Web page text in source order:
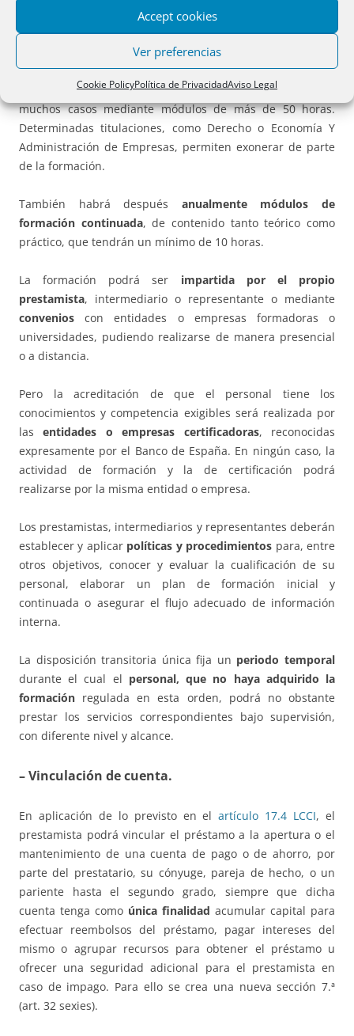
Accept cookies
Ver preferencias
Cookie PolicyPolítica de PrivacidadAviso Legal
vivienda, normas deontológicas, evaluación de la solvencia,
información económica y financiera y diseño de préstamos
tipos de formaciónse regulan en el art. 32 ter, en
muchos casos mediante módulos de más de 50 horas.
Determinadas titulaciones, como Derecho o Economía Y
Administración de Empresas, permiten exonerar de parte
de la formación.
También habrá después anualmente módulos de
formación continuada, de contenido tanto teórico como
práctico, que tendrán un mínimo de 10 horas.
La formación podrá ser impartida por el propio
prestamista, intermediario o representante o mediante
convenios con entidades o empresas formadoras o
universidades, pudiendo realizarse de manera presencial
o a distancia.
Pero la acreditación de que el personal tiene los
conocimientos y competencia exigibles será realizada por
lasentidades o empresas certificadoras, reconocidas
expresamente por el Banco de España. En ningún caso, la
actividad de formación y la de certificación podrá
realizarse por la misma entidad o empresa.
Los prestamistas, intermediarios y representantes deberán
establecer y aplicar políticas y procedimientos para, entre
otros objetivos, conocer y evaluar la cualificación de su
personal, elaborar un plan de formación inicial y
continuada o asegurar el flujo adecuado de información
interna.
La disposición transitoria única fija un periodo temporal
durante el cual el personal, que no haya adquirido la
formación regulada en esta orden, podrá no obstante
prestar los servicios correspondientes bajo supervisión,
con diferente nivel y alcance.
– Vinculación de cuenta.
En aplicación de lo previsto en elartículo 17.4 LCCI, el
prestamista podrá vincular el préstamo a la apertura o el
mantenimiento de una cuenta de pago o de ahorro, por
parte del prestatario, su cónyuge, pareja de hecho, o un
pariente hasta el segundo grado, siempre que dicha
cuenta tenga como única finalidad acumular capital para
efectuar reembolsos del préstamo, pagar intereses del
mismo o agrupar recursos para obtener el préstamo u
ofrecer una seguridad adicional para el prestamista en
caso de impago. Para ello se crea una nueva sección 7.ª
(art. 32 sexies).